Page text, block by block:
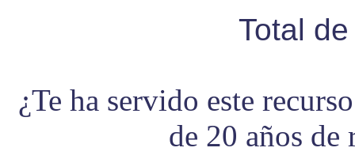
Total
¿Te ha servido este
de 20 años